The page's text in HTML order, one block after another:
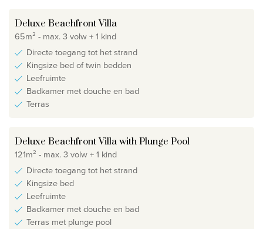
Deluxe Beachfront Villa
65m² - max. 3 volw + 1 kind
Directe toegang tot het strand
Kingsize bed of twin bedden
Leefruimte
Badkamer met douche en bad
Terras
Deluxe Beachfront Villa with Plunge Pool
121m² - max. 3 volw + 1 kind
Directe toegang tot het strand
Kingsize bed
Leefruimte
Badkamer met douche en bad
Terras met plunge pool